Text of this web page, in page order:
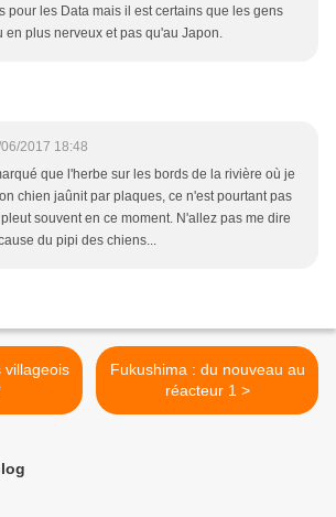
pour les Data mais il est certains que les gens
en plus nerveux et pas qu'au Japon.
2017 18:48
que l'herbe sur les bords de la rivière où je
chien jaûnit par plaques, ce n'est pourtant pas
souvent en ce moment. N'allez pas me dire
du pipi des chiens...
Fukushima : du nouveau au
réacteur 1 >